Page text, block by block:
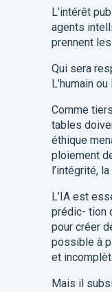
L’intérêt
agents
prennent
Qui sera
L’humain
Comme
tables
éthique
ploiement
l’intégrité,
L’IA est
prédic- tion
pour créer
possible à
et
Mais il